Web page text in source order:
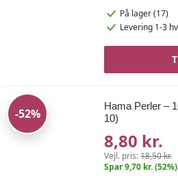
På lager (17)
Levering 1-3
-52%
Hama Perler –
10)
8,80 kr.
Vejl. pris:18,50 kr.
Spar 9,70 kr. (52%)